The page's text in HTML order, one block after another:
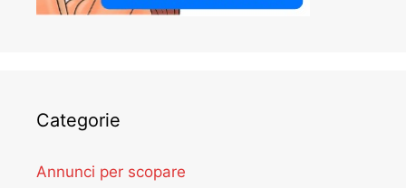
Categorie
Annunci per scopare